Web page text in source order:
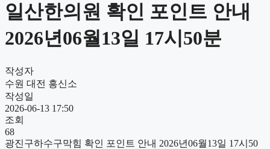
일산한의원 확인 포인트 안내
2026년06월13일 17시50분
작성자
수원 대전 흥신소
작성일
2026-06-13 17:50
조회
68
광진구하수구막힘 확인 포인트 안내 2026년06월13일 17시50